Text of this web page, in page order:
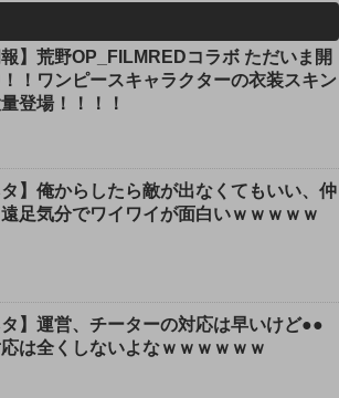
報】荒野OP_FILMREDコラボ ただいま開
！ワンピースキャラクターの衣装スキン
登場！！！！
タ】俺からしたら敵が出なくてもいい、仲
足気分でワイワイが面白いｗｗｗｗｗ
タ】運営、チーターの対応は早いけど●●
は全くしないよなｗｗｗｗｗｗ